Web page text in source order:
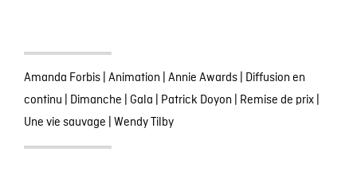
Amanda Forbis| Animation | Annie Awards| Diffusion en
continu | Dimanche | Gala | Patrick Doyon | Remise de prix|
Une vie sauvage | Wendy Tilby